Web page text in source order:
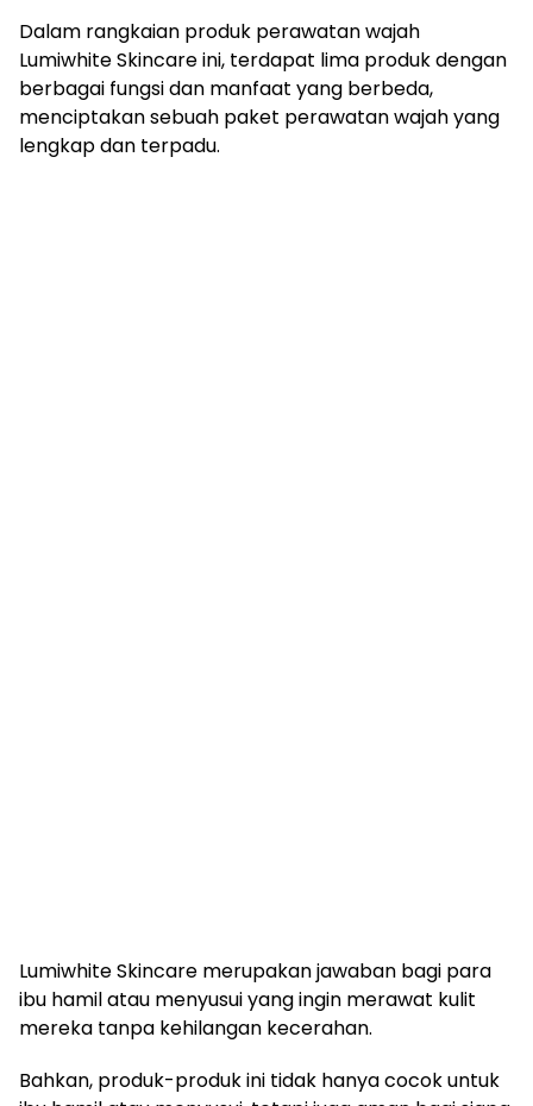
Dalam rangkaian produk perawatan wajah
Lumiwhite Skincare ini, terdapat lima produk dengan
berbagai fungsi dan manfaat yang berbeda,
menciptakan sebuah paket perawatan wajah yang
lengkap dan terpadu.
Lumiwhite Skincare merupakan jawaban bagi para
ibu hamil atau menyusui yang ingin merawat kulit
mereka tanpa kehilangan kecerahan.
Bahkan, produk-produk ini tidak hanya cocok untuk